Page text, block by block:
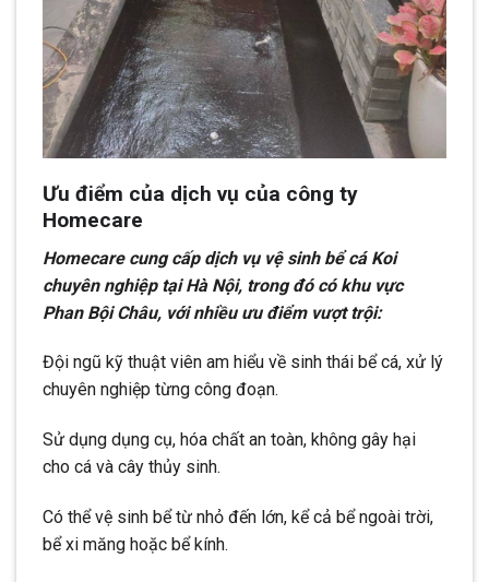
Ưu điểm của dịch vụ của công ty
Homecare
Homecare cung cấp dịch vụ vệ sinh bể cá Koi
chuyên nghiệp tại Hà Nội, trong đó có khu vực
Phan Bội Châu, với nhiều ưu điểm vượt trội:
Đội ngũ kỹ thuật viên am hiểu về sinh thái bể cá, xử lý
chuyên nghiệp từng công đoạn.
Sử dụng dụng cụ, hóa chất an toàn, không gây hại
cho cá và cây thủy sinh.
Có thể vệ sinh bể từ nhỏ đến lớn, kể cả bể ngoài trời,
bể xi măng hoặc bể kính.